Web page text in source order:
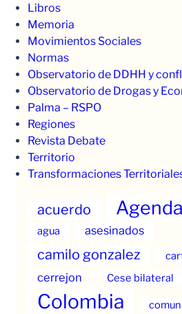
Libros
Memoria
Movimientos Sociales
Normas
Observatorio de DDHH y
Observatorio de Drogas y
Palma – RSPO
Regiones
Revista Debate
Territorio
Transformaciones
acuerdo
agua asesinados
camilo gonzalez
cerrejon Cese bilateral
Colombia